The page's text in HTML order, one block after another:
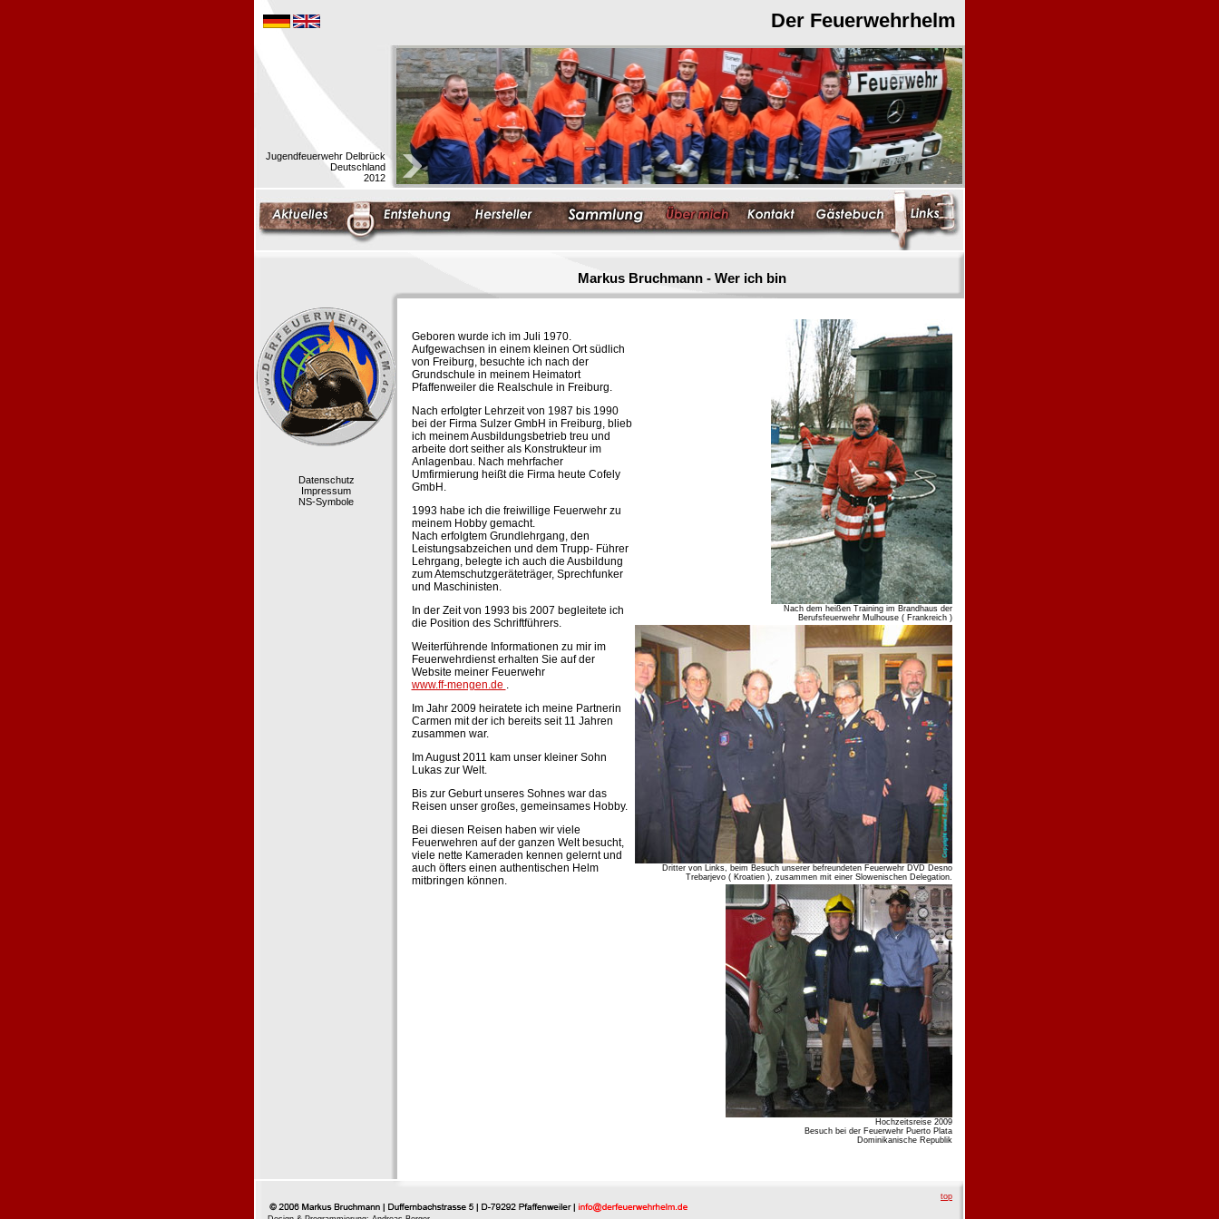
Der Feuerwehrhelm
Jugendfeuerwehr Delbrück
Deutschland
2012
Markus Bruchmann - Wer ich bin
Datenschutz
Impressum
NS-Symbole
Geboren wurde ich im Juli 1970.
Aufgewachsen in einem kleinen Ort südlich
von Freiburg, besuchte ich nach der
Grundschule in meinem Heimatort
Pfaffenweiler die Realschule in Freiburg.
Nach erfolgter Lehrzeit von 1987 bis 1990
bei der Firma Sulzer GmbH in Freiburg, blieb
ich meinem Ausbildungsbetrieb treu und
arbeite dort seither als Konstrukteur im
Anlagenbau. Nach mehrfacher
Umfirmierung heißt die Firma heute Cofely
GmbH.
1993 habe ich die freiwillige Feuerwehr zu
meinem Hobby gemacht.
Nach erfolgtem Grundlehrgang, den
Leistungsabzeichen und dem Trupp- Führer
Lehrgang, belegte ich auch die Ausbildung
zum Atemschutzgeräteträger, Sprechfunker
und Maschinisten.
In der Zeit von 1993 bis 2007 begleitete ich
die Position des Schriftführers.
Weiterführende Informationen zu mir im
Feuerwehrdienst erhalten Sie auf der
Website meiner Feuerwehr
www.ff-mengen.de .
Im Jahr 2009 heiratete ich meine Partnerin
Carmen mit der ich bereits seit 11 Jahren
zusammen war.
Im August 2011 kam unser kleiner Sohn
Lukas zur Welt.
Bis zur Geburt unseres Sohnes war das
Reisen unser großes, gemeinsames Hobby.
Bei diesen Reisen haben wir viele
Feuerwehren auf der ganzen Welt besucht,
viele nette Kameraden kennen gelernt und
auch öfters einen authentischen Helm
mitbringen können.
Nach dem heißen Training im Brandhaus der
Berufsfeuerwehr Mulhouse ( Frankreich )
Dritter von Links, beim Besuch unserer befreundeten Feuerwehr DVD Desno
Trebarjevo ( Kroatien ), zusammen mit einer Slowenischen Delegation.
Hochzeitsreise 2009
Besuch bei der Feuerwehr Puerto Plata
Dominikanische Republik
top